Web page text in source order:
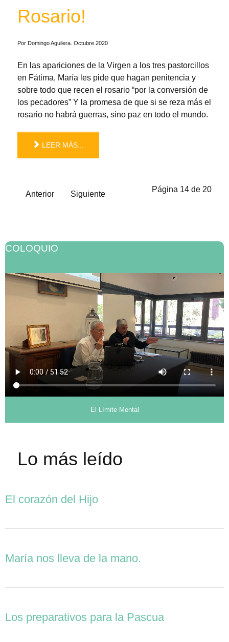
Rosario!
Por Domingo Aguilera. Octubre 2020
En las apariciones de la Virgen a los tres pastorcillos
en Fátima, María les pide que hagan penitencia y
sobre todo que recen el rosario “por la conversión de
los pecadores” Y la promesa de que si se reza más el
rosario no habrá guerras, sino paz en todo el mundo.
LEER MÁS...
Página 14 de 20
Anterior Siguiente
COLOQUIO
El Límite Mental
Lo más leído
El corazón del Hijo
María nos lleva de la mano.
Los preparativos para la Pascua